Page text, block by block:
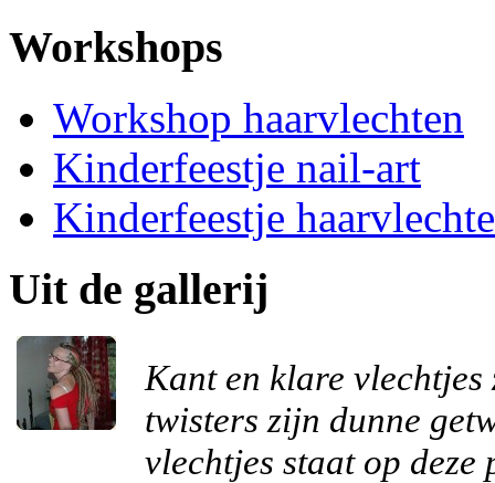
Workshops
Workshop haarvlechten
Kinderfeestje nail-art
Kinderfeestje
Uit de gallerij
Kant en klare
twisters zijn dunne
vlechtjes staat op